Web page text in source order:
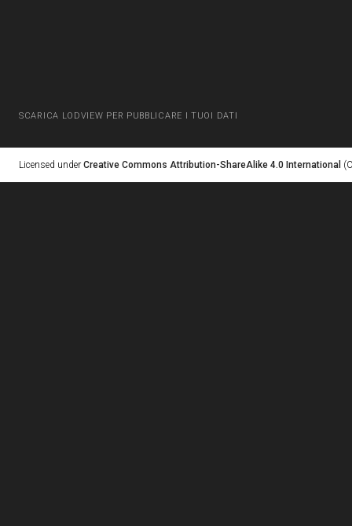
SCARICA LODVIEW PER PUBBLICARE I TUOI DATI
Licensed under Creative Commons Attribution-ShareAlike 4.0 International